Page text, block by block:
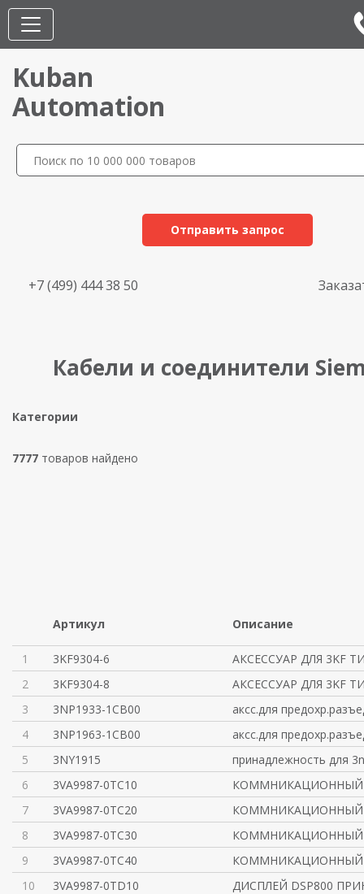
Kuban
Automation
Отправить запрос
+7 (499) 444 38 50
Кабели и соединители
Категории
7777 товаров найдено
Артикул Описание
1 3KF9304-6
АКСЕССУАР ДЛЯ 3KF
2
3KF9304-8
АКСЕССУАР ДЛЯ 3KF
3
3NP1933-1CB00
аксс.для
4
3NP1963-1CB00
аксс.для
5
3NY1915
принадлежность для
6
3VA9987-0TC10
КОММНИКАЦИОННЫЙ
7
3VA9987-0TC20
КОММНИКАЦИОННЫЙ
8
3VA9987-0TC30
КОММНИКАЦИОННЫЙ
9
3VA9987-0TC40
КОММНИКАЦИОННЫЙ
10
3VA9987-0TD10
ДИСПЛЕЙ DSP800